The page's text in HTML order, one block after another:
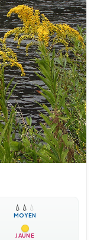
💧 💧 💧
MOYEN
JAUNE